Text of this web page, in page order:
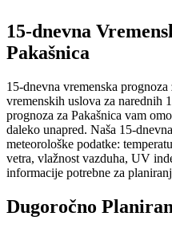
15-dnevna
Pakašnica
15-dnevna vremenska
vremenskih uslova za narednih
prognoza za Pakašnica vam
daleko unapred. Naša 15-
meteorološke podatke:
vetra, vlažnost vazduha, UV
informacije potrebne za
Dugoročno